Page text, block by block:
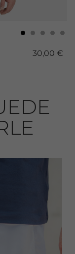
30,00 €